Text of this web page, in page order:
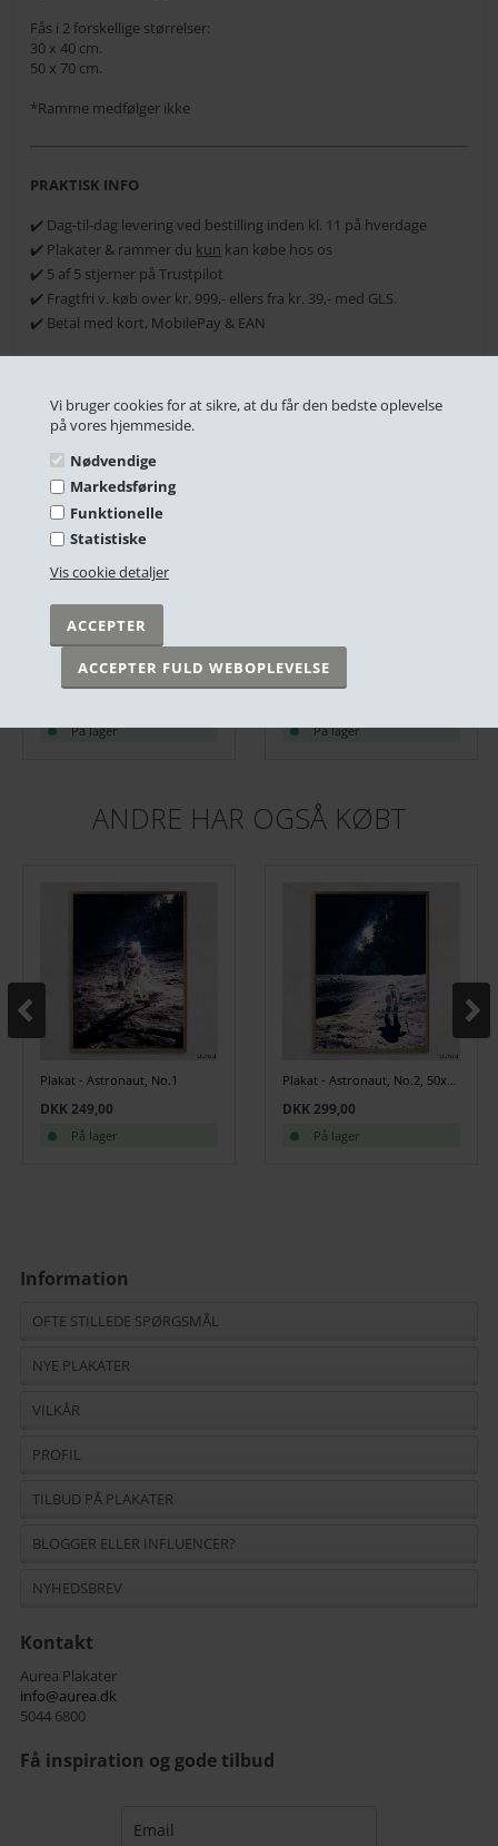
Vi bruger cookies for at sikre, at du får den bedste oplevelse
på vores hjemmeside.
Nødvendige
Markedsføring
Funktionelle
Statistiske
Vis cookie detaljer
Fås i 2 forskellige størrelser:
30 x 40 cm.
50 x 70 cm.
*Ramme medfølger ikke
PRAKTISK INFO
✔️ Dag-til-dag levering ved bestilling inden kl. 11 på hverdage
✔️ Plakater & rammer du kun kan købe hos os
✔️ 5 af 5 stjerner på Trustpilot
✔️ Fragtfri v. køb over kr. 999,- ellers fra kr. 39,- med GLS.
✔️ Betal med kort, MobilePay & EAN
RELATEREDE PRODUKTER
Plakat - Verdenskort, Retro
På lager
Plakat - Blue Moon
På lager
ANDRE HAR OGSÅ KØBT
Plakat - Astronaut, No.1
DKK 249,00
På lager
Plakat - Astronaut, No.2, 50x70 cm.
DKK 299,00
På lager
Information
OFTE STILLEDE SPØRGSMÅL
NYE PLAKATER
VILKÅR
PROFIL
TILBUD PÅ PLAKATER
BLOGGER ELLER INFLUENCER?
NYHEDSBREV
Kontakt
Aurea Plakater
info@aurea.dk
5044 6800
Få inspiration og gode tilbud